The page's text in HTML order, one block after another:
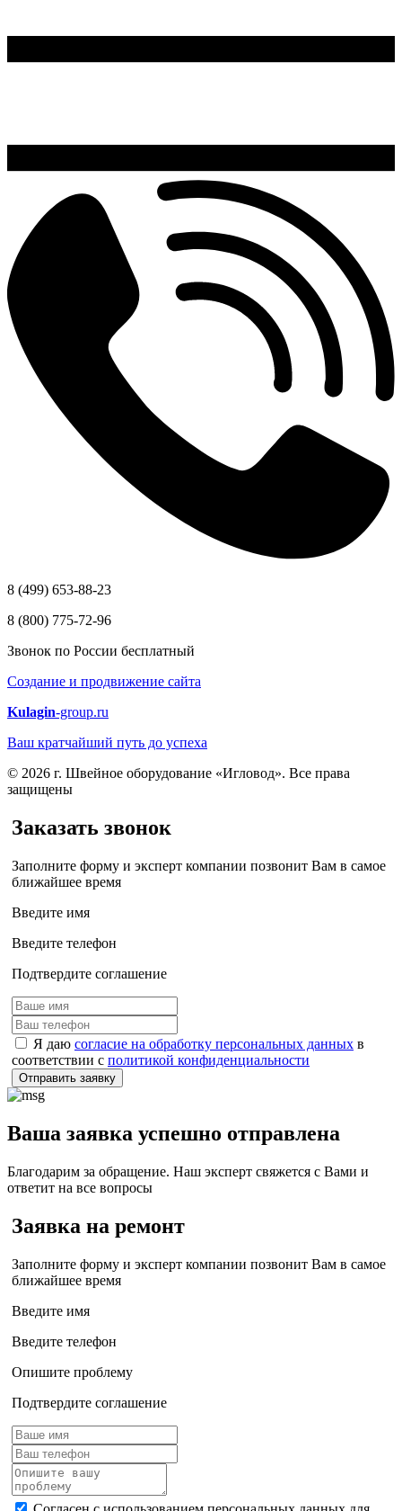
8 (499) 653-88-23
8 (800) 775-72-96
Звонок по России бесплатный
Создание и продвижение сайта
Kulagin-group.ru
Ваш кратчайший путь до успеха
© 2026 г. Швейное оборудование «Игловод». Все права
защищены
Заказать звонок
Заполните форму и эксперт компании позвонит Вам в самое
ближайшее время
Введите имя
Введите телефон
Подтвердите соглашение
Я даю согласие на обработку персональных данных в
соответствии с политикой конфиденциальности
Отправить заявку
Ваша заявка успешно отправлена
Благодарим за обращение. Наш эксперт свяжется с Вами и
ответит на все вопросы
Заявка на ремонт
Заполните форму и эксперт компании позвонит Вам в самое
ближайшее время
Введите имя
Введите телефон
Опишите проблему
Подтвердите соглашение